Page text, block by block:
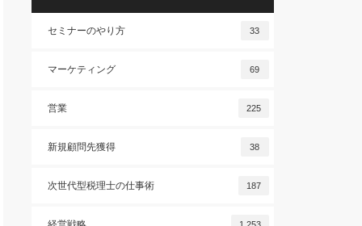
セミナーのやり方 33
マーケティング 69
営業 225
新規顧問先獲得 38
次世代型税理士の仕事術 187
1,253